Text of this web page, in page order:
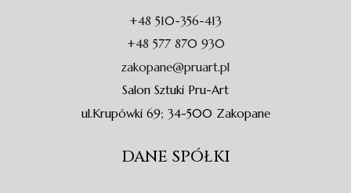
k
-
f
r
a
m
p
e
a
l
t
+48 510-356-413
+48 577 870 930
zakopane@pruart.pl
Salon Sztuki Pru-Art
ul.Krupówki 69; 34-500 Zakopane
DANE SPÓŁKI